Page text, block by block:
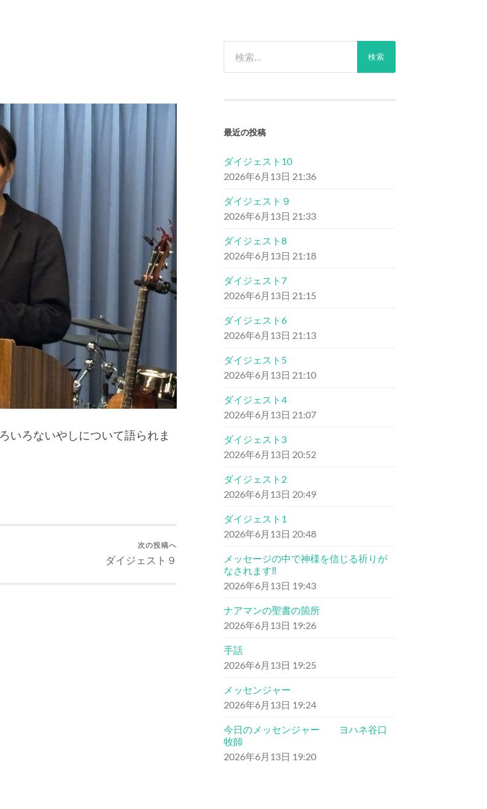
いろないやしについて語られま
次の投稿へ
ダイジェスト９
最近の投稿
ダイジェスト10
2026年6月13日 21:36
ダイジェスト９
2026年6月13日 21:33
ダイジェスト8
2026年6月13日 21:18
ダイジェスト7
2026年6月13日 21:15
ダイジェスト6
2026年6月13日 21:13
ダイジェスト5
2026年6月13日 21:10
ダイジェスト4
2026年6月13日 21:07
ダイジェスト3
2026年6月13日 20:52
ダイジェスト2
2026年6月13日 20:49
ダイジェスト1
2026年6月13日 20:48
メッセージの中で神様を信じる祈りが
なされます‼︎
2026年6月13日 19:43
ナアマンの聖書の箇所
2026年6月13日 19:26
手話
2026年6月13日 19:25
メッセンジャー
2026年6月13日 19:24
今日のメッセンジャー ヨハネ谷口
牧師
2026年6月13日 19:20